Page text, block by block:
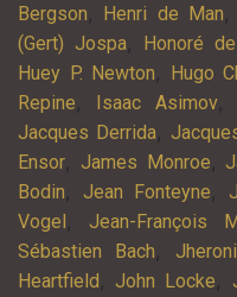
Bergson, Henri de Man,
(Gert) Jospa, Honoré
Huey P. Newton, Hugo
Repine, Isaac Asimov,
Jacques Derrida,
Ensor, James Monroe,
Bodin, Jean Fonteyne,
Vogel , Jean-François
Sébastien Bach,
Heartfield , John Locke,